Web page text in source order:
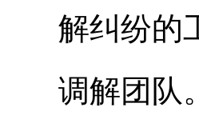
解纠纷的
调解团队。